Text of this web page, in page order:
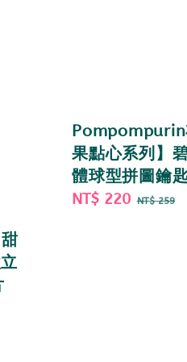
果點心系列】
體球型拼圖鑰
Sale
NT$ 220 Regular
NT$ 259